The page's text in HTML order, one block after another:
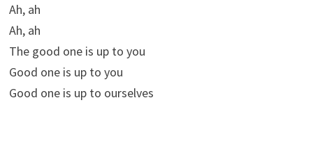
Ah, ah
Ah, ah
The good one is up to you
Good one is up to you
Good one is up to ourselves